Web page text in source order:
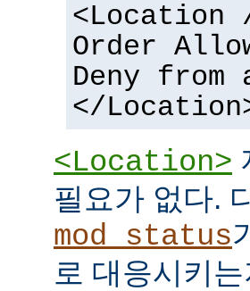
<Location
Order
Deny
</
<Location>
필요가 없다.
mod_status
로 대응시키